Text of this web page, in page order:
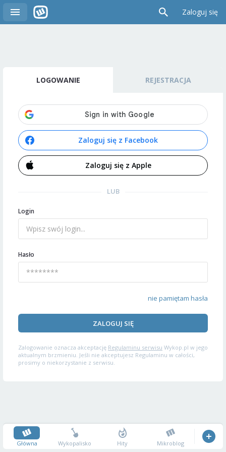
Zaloguj się
LOGOWANIE REJESTRACJA
Zaloguj się z Facebook
Zaloguj się z Apple
LUB
Login
Hasło
nie pamiętam hasła
ZALOGUJ SIĘ
Zalogowanie oznacza akceptację Regulaminu serwisu Wykop.pl w jego
aktualnym brzmieniu. Jeśli nie akceptujesz Regulaminu w całości,
prosimy o niekorzystanie z serwisu.
Główna Wykopalisko Hity Mikroblog